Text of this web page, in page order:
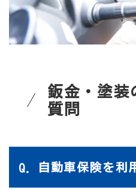
鈑金・塗装
質問
自動車保険を利